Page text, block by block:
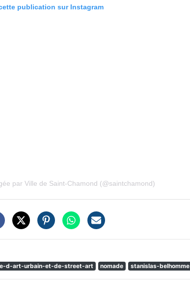
publication sur Instagram
par Ville de Saint-Chamond (@saintchamond)
d-art-urbain-et-de-street-art nomade stanislas-belhomme